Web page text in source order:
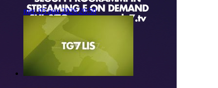
mer, 05 ago 2026 20:50